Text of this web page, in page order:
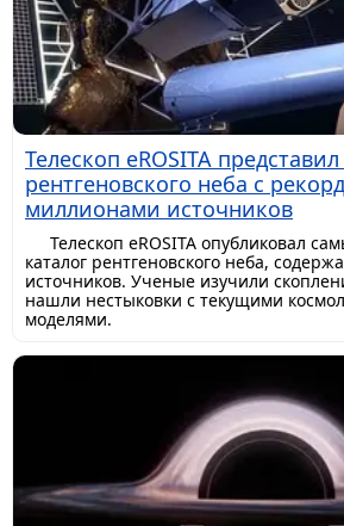
Телескоп eROSITA
рентгеновского неба с
миллионами источников
Телескоп eROSITA опубликовал
каталог рентгеновского неба,
источников. Ученые изучили
нашли нестыковки с текущими
моделями.